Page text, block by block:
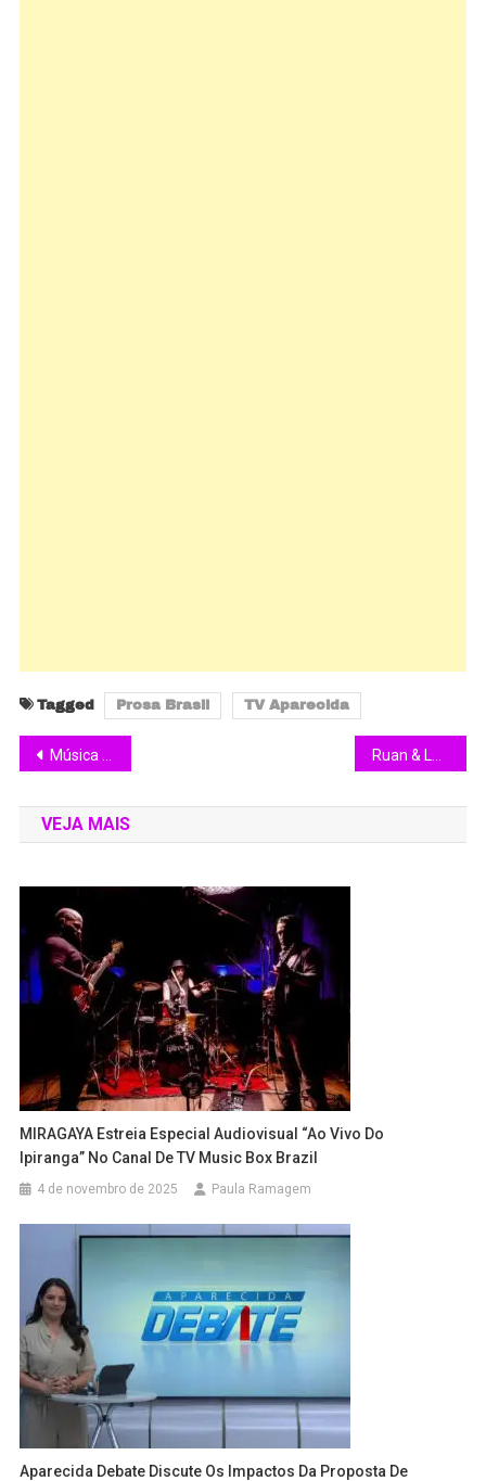
Tagged Prosa Brasil TV Aparecida
Música homenageia Seleção Brasileira e exalta legado de Zagallo
VEJA MAIS
MIRAGAYA Estreia Especial Audiovisual “Ao Vivo Do
Ipiranga” No Canal De TV Music Box Brazil
4 de novembro de 2025 Paula Ramagem
Aparecida Debate Discute Os Impactos Da Proposta De